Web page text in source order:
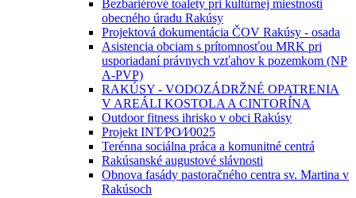
Bezbariérové toalety pri kultúrnej miestnosti
obecného úradu Rakúsy
Projektová dokumentácia ČOV Rakúsy - osada
Asistencia obciam s prítomnosťou MRK pri
usporiadaní právnych vzťahov k pozemkom (NP
A-PVP)
RAKÚSY - VODOZÁDRŽNÉ OPATRENIA
V AREÁLI KOSTOLA A CINTORÍNA
Outdoor fitness ihrisko v obci Rakúsy
Projekt INT⁄PO⁄I⁄0025
Terénna sociálna práca a komunitné centrá
Rakúsanské augustové slávnosti
Obnova fasády pastoračného centra sv. Martina v
Rakúsoch